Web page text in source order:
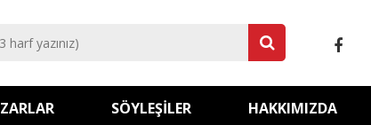
SÖYLEŞILER HAKKIMIZDA